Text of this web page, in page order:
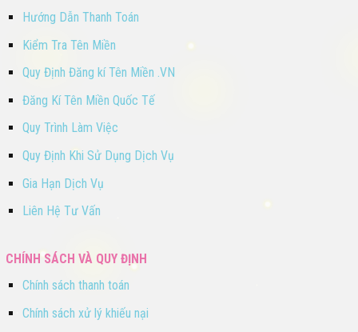
Hướng Dẫn Thanh Toán
Kiểm Tra Tên Miền
Quy Định Đăng kí Tên Miền .VN
Đăng Kí Tên Miền Quốc Tế
Quy Trình Làm Việc
Quy Định Khi Sử Dụng Dịch Vụ
Gia Hạn Dịch Vụ
Liên Hệ Tư Vấn
CHÍNH SÁCH VÀ QUY ĐỊNH
Chính sách thanh toán
Chính sách xử lý khiếu nại